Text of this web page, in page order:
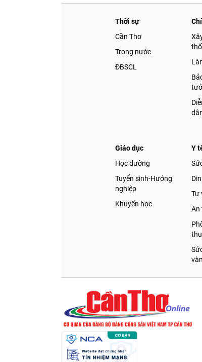
Thời sự
Cần Thơ
Trong nước
ĐBSCL
Giáo dục
Học đường
Tuyển sinh-Hướng
nghiệp
Khuyến học
Y
Tư
An